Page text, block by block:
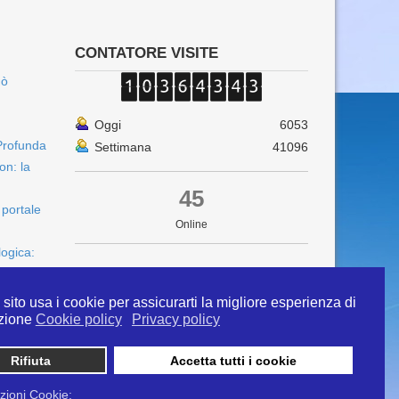
sito usa i cookie per assicurarti la migliore esperienza di
Cookie policy Privacy policy
Rifiuta Accetta tutti i cookie
Cookie:
la
CONTATORE VISITE
Oggi
6053
Settimana
41096
45
Online
info@ipertermiaitalia.it tel. 331/9584817 . Il
diramato nel rispetto delle Linee Guida contenute